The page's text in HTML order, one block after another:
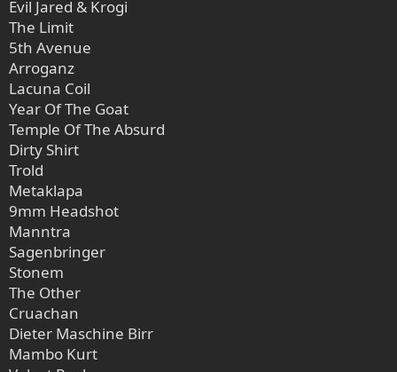
Evil Jared & Krogi
The Limit
5th Avenue
Arroganz
Lacuna Coil
Year Of The Goat
Temple Of The Absurd
Dirty Shirt
Trold
Metaklapa
9mm Headshot
Manntra
Sagenbringer
Stonem
The Other
Cruachan
Dieter Maschine Birr
Mambo Kurt